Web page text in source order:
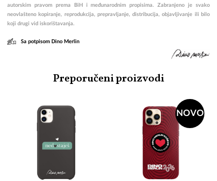
autorskim pravom prema BiH i međunarodnim propisima. Zabranjeno je svako
neovlašteno kopiranje, reprodukcija, prepravljanje, distribucija, objavljivanje ili bilo
koji drugi vid iskorištavanja.
Sa potpisom Dino Merlin
Preporučeni proizvodi
NOVO